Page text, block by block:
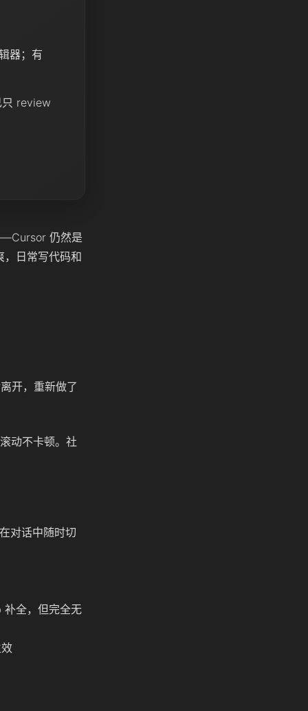
器；有
只 review
仍然是
日常写代码和
开，重新做了
动不卡顿。社
对话中随时切
全，但完全无